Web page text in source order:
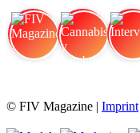
© FIV Magazine | Imprint